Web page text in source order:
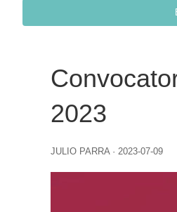
2023
JULIO PARRA · 2023-07-09